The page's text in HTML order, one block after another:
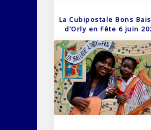
La Cubipostale Bons
d’Orly en Fête 6 juin